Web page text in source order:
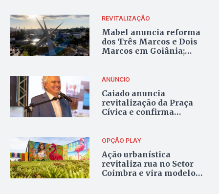
REVITALIZAÇÃO
Mabel anuncia reforma
dos Três Marcos e Dois
Marcos em Goiânia;
ANÚNCIO
Caiado anuncia
revitalização da Praça
Cívica e confirma
OPÇÃO PLAY
Ação urbanística
revitaliza rua no Setor
Coimbra e vira modelo